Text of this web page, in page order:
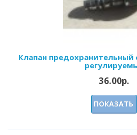
Клапан предохранительный
36.00р.
ПОКАЗАТЬ